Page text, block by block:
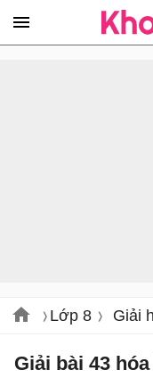
Lớp 8 Giải
Giải bài 43